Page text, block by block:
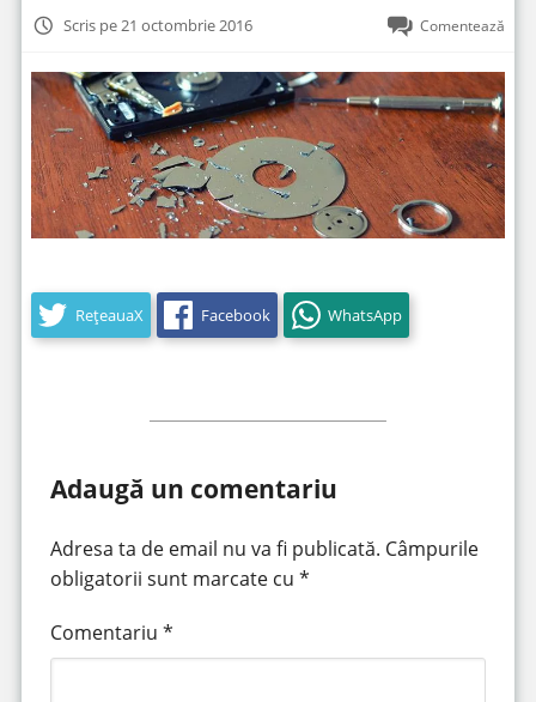
Scris pe 21 octombrie 2016 Comentează
RețeauaX Facebook WhatsApp
Adaugă un comentariu
Adresa ta de email nu va fi publicată. Câmpurile
obligatorii sunt marcate cu *
Comentariu *